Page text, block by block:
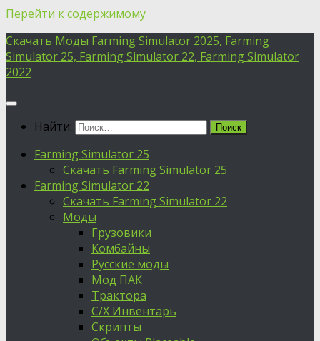
Перейти к содержимому
Скачать Моды Farming Simulator 2025, Farming
Simulator 25, Farming Simulator 22, Farming Simulator
2022
Найти:
Farming Simulator 25
Скачать Farming Simulator 25
Farming Simulator 22
Скачать Farming Simulator 22
Моды
Грузовики
Комбайны
Русские моды
Мод ПАК
Трактора
С/Х Инвентарь
Скрипты